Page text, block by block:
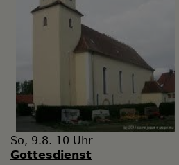
So, 9.8. 10 Uhr
Gottesdienst